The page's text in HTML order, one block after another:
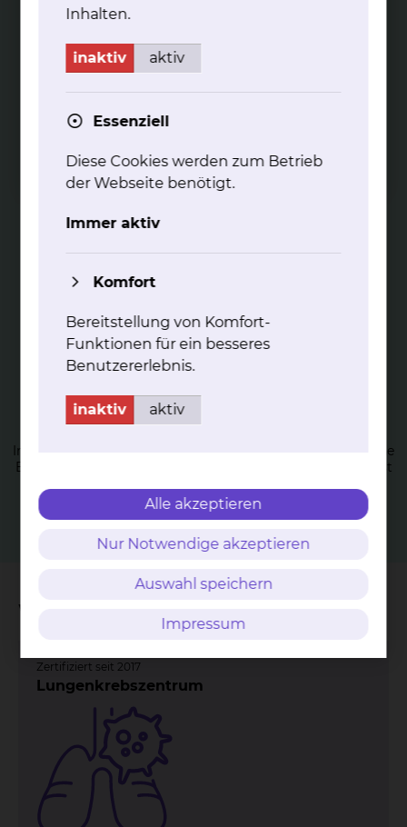
Dia­gnos­tik und Be­hand­lung von
Asth­ma bron­chia­le
Überempfindlichkeit der Atemwege charakterisiert
mehr
Dia­gnos­tik und Be­hand­lung von
in­fek­tiö­sen Lun­gen­er­kran­kun­gen
Infektiöse Lungenerkrankungen werden durch verschiedene
Erreger wie Bakterien, Viren, Pilze oder Parasiten ausgelöst
mehr
Wichtige Kontakte
Zertifiziert seit 2017
Lungenkrebszentrum
Inhalten.
inaktiv aktiv
Essenziell
Diese Cookies werden zum Betrieb
der Webseite benötigt.
Immer aktiv
Komfort
Bereitstellung von Komfort-
Funktionen für ein besseres
Benutzererlebnis.
inaktiv aktiv
Alle akzeptieren
Nur Notwendige akzeptieren
Auswahl speichern
Impressum